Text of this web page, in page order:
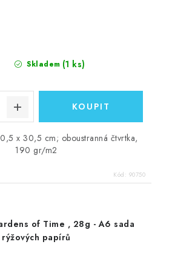
Skladem (1 ks)
x 30,5 cm; oboustranná čtvrtka,
190 gr/m2
Kód: 90750
of Time , 28g - A6 sada
rýžových papírů